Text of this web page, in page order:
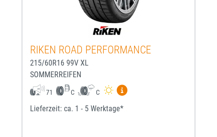
RIKEN ROAD PERFORMANCE
215/60R16 99V XL
SOMMERREIFEN
71 C C
Mehr Informationen zum
Lieferzeit: ca. 1 - 5 Werktage*